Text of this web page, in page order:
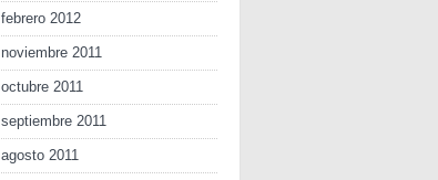
febrero 2012
noviembre 2011
octubre 2011
septiembre 2011
agosto 2011